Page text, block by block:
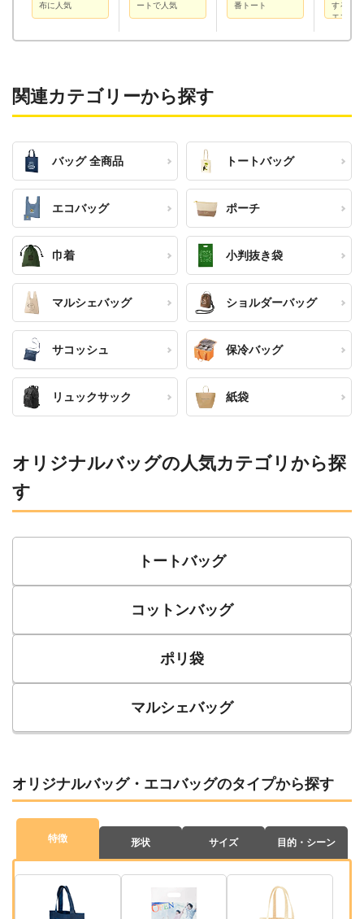
布に人気
ートで人気
番トート
するシ
エコバ
関連カテゴリーから探す
バッグ 全商品 トートバッグ
エコバッグ ポーチ
巾着 小判抜き袋
マルシェバッグ ショルダーバッグ
サコッシュ 保冷バッグ
リュックサック 紙袋
オリジナルバッグの人気カテゴリから探
す
トートバッグ
コットンバッグ
ポリ袋
マルシェバッグ
オリジナルバッグ・エコバッグのタイプから探す
特徴 形状 サイズ 目的・シーン